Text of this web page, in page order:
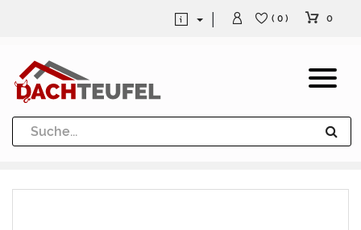
Dachrinne und Fallrohre
Werkzeuge und Löttechnik
( 0 ) 0